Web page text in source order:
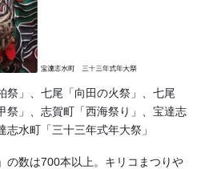
象徴
といっていいほど「龍」「獅子」
な生き物が描かれます。これは、
い、演者を守る「魔除け」の役割
安全
祭」、七尾「向田の火祭」、七尾
祭」、志賀町「西海祭り」、宝達志
水町「三十三年式年大祭」
数は700本以上。キリコまつりや